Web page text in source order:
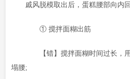
戚风脱模取出后，蛋糕腰部向内
① 搅拌面糊出筋
【错】搅拌面糊时间过长，用
塌腰;